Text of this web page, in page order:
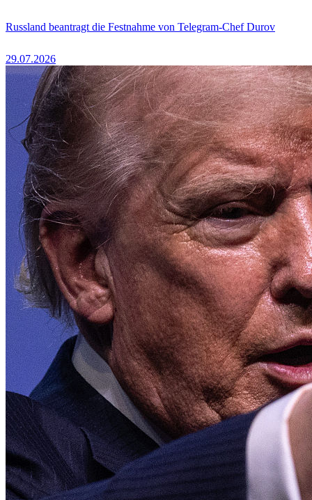
Russland beantragt die Festnahme von Telegram-Chef Durov
29.07.2026